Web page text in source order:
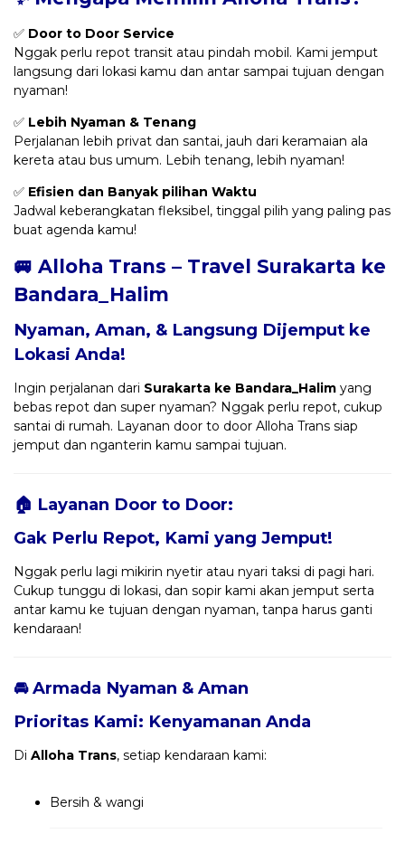
✅ Door to Door Service
Nggak perlu repot transit atau pindah mobil. Kami jemput
langsung dari lokasi kamu dan antar sampai tujuan dengan
nyaman!
✅ Lebih Nyaman & Tenang
Perjalanan lebih privat dan santai, jauh dari keramaian ala
kereta atau bus umum. Lebih tenang, lebih nyaman!
✅ Efisien dan Banyak pilihan Waktu
Jadwal keberangkatan fleksibel, tinggal pilih yang paling pas
buat agenda kamu!
🚐 Alloha Trans – Travel Surakarta ke
Bandara_Halim
Nyaman, Aman, & Langsung Dijemput ke
Lokasi Anda!
Ingin perjalanan dari Surakarta ke Bandara_Halim yang
bebas repot dan super nyaman? Nggak perlu repot, cukup
santai di rumah. Layanan door to door Alloha Trans siap
jemput dan nganterin kamu sampai tujuan.
🏠 Layanan Door to Door:
Gak Perlu Repot, Kami yang Jemput!
Nggak perlu lagi mikirin nyetir atau nyari taksi di pagi hari.
Cukup tunggu di lokasi, dan sopir kami akan jemput serta
antar kamu ke tujuan dengan nyaman, tanpa harus ganti
kendaraan!
🚘 Armada Nyaman & Aman
Prioritas Kami: Kenyamanan Anda
Di Alloha Trans, setiap kendaraan kami:
Bersih & wangi